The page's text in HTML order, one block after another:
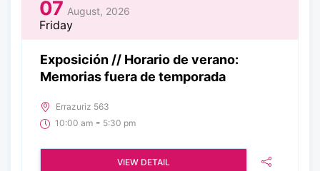
07 August, 2026
Friday
Exposición // Horario de verano:
Memorias fuera de temporada
Errazuriz 563
10:00 am - 5:30 pm
VIEW DETAIL